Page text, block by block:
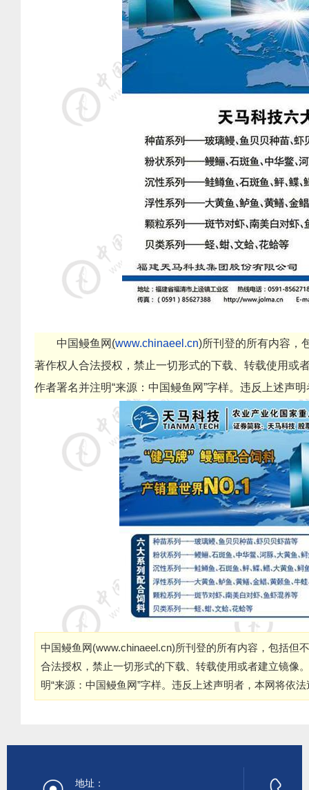
中国鳗鱼网 (www.chinaeel.cn)所刊登的所有内容，
著作权人合法授权，禁止一切形式的下载、转载使用或
作者署名并注明“来源：中国鳗鱼网”字样。违反上述声
中国鳗鱼网(www.chinaeel.cn)所刊登的所有内容，包括但
合法授权，禁止一切形式的下载、转载使用或者建立镜像
明“来源：中国鳗鱼网”字样。违反上述声明者，本网将依
地址：